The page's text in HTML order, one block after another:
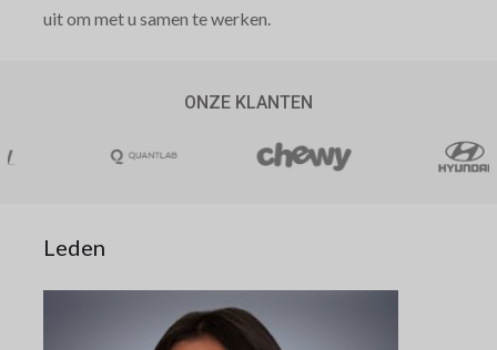
uit om met u samen te werken.
ONZE KLANTEN
Leden